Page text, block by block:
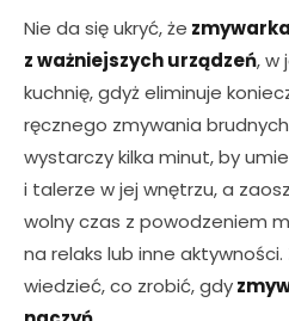
Nie da się ukryć, że
z ważniejszych urządzeń, w
kuchnię, gdyż eliminuje
ręcznego zmywania
wystarczy kilka minut, by
i talerze w jej wnętrzu, a
wolny czas z powodzeniem
na relaks lub inne
wiedzieć, co zrobić, gdy